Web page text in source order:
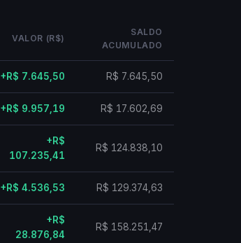
VALOR (R$)
SALDO
ACUMULADO
+R$ 7.645,50 R$ 7.645,50
+R$ 9.957,19 R$ 17.602,69
+R$
107.235,41
R$ 124.838,10
+R$ 4.536,53 R$ 129.374,63
+R$
28.876,84
R$ 158.251,47